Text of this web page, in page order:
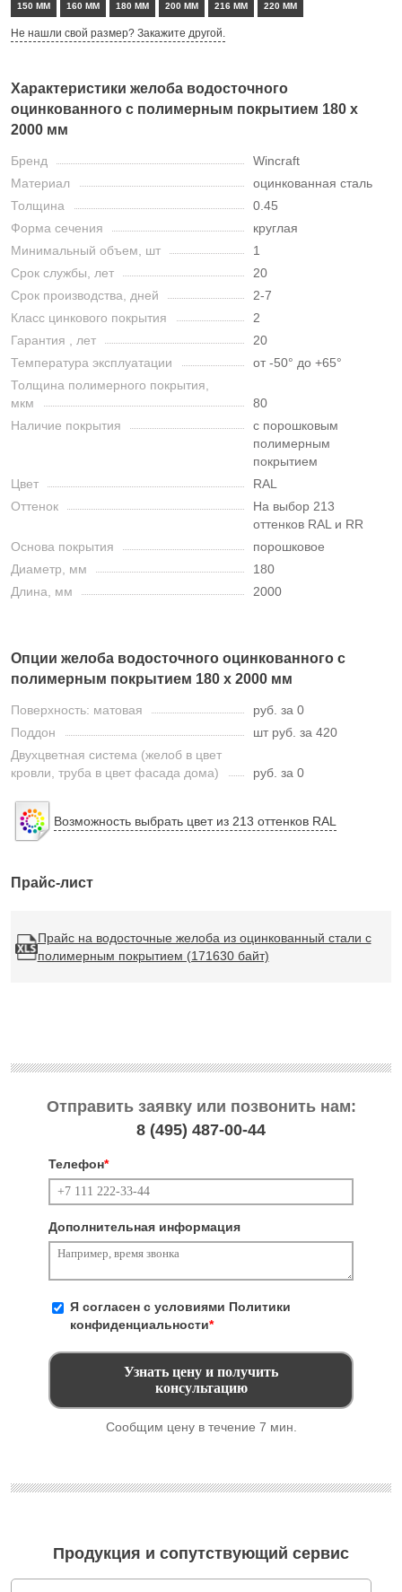
150 ММ 160 ММ 180 ММ 200 ММ 216 ММ 220 ММ
Не нашли свой размер? Закажите другой.
Характеристики желоба водосточного
оцинкованного с полимерным покрытием 180 х
2000 мм
Бренд
Wincraft
Материал
оцинкованная сталь
Толщина
0.45
Форма сечения
круглая
Минимальный объем, шт
1
Срок службы, лет
20
Срок производства, дней
2-7
Класс цинкового покрытия
2
Гарантия , лет
20
Температура эксплуатации
от -50° до +65°
Толщина полимерного покрытия,
мкм
80
Наличие покрытия
с порошковым
полимерным
покрытием
Цвет
RAL
Оттенок
На выбор 213
оттенков RAL и RR
Основа покрытия
порошковое
Диаметр, мм
180
Длина, мм
2000
Опции желоба водосточного оцинкованного с
полимерным покрытием 180 х 2000 мм
Поверхность: матовая
руб. за 0
Поддон
шт руб. за 420
Двухцветная система (желоб в цвет
кровли, труба в цвет фасада дома)
руб. за 0
Возможность выбрать цвет из 213 оттенков RAL
Прайс-лист
Прайс на водосточные желоба из оцинкованный стали с
полимерным покрытием (171630 байт)
Отправить заявку или позвонить нам:
8 (495) 487-00-44
Телефон*
Дополнительная информация
Я согласен с условиями Политики
конфиденциальности*
Сообщим цену в течение 7 мин.
Продукция и сопутствующий сервис